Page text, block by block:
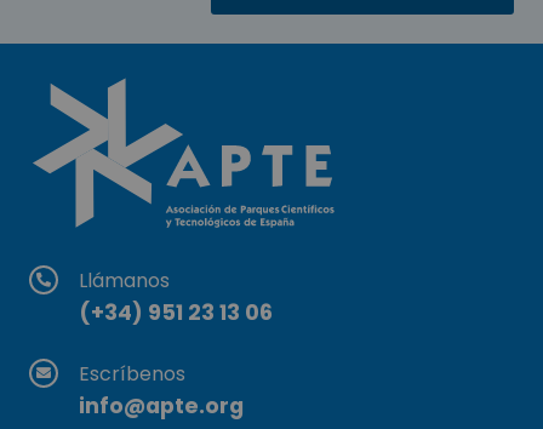
Llámanos
(+34) 951 23 13 06
Escríbenos
info@apte.org